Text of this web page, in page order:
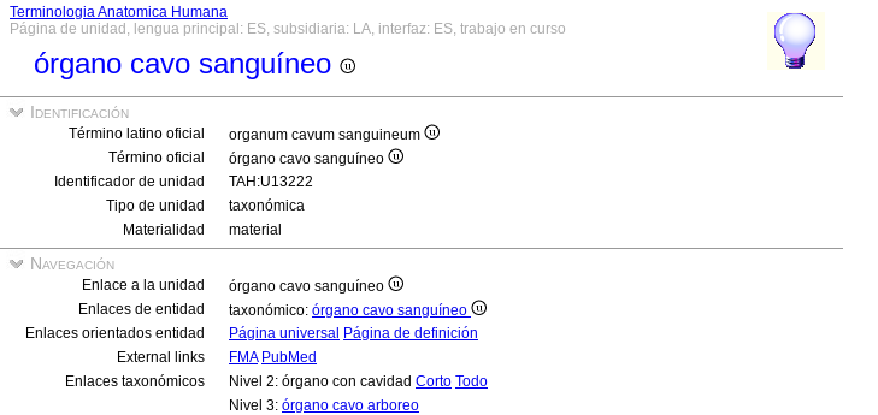
Terminologia Anatomica Humana
Página de unidad, lengua principal: ES, subsidiaria: LA, interfaz: ES, trabajo en curso
órgano cavo sanguíneo
Identificación
Término latino oficial
organum cavum sanguineum
Término oficial
órgano cavo sanguíneo
Identificador de unidad
TAH:U13222
Tipo de unidad
taxonómica
Materialidad
material
Navegación
Enlace a la unidad
órgano cavo sanguíneo
Enlaces de entidad
taxonómico: órgano cavo sanguíneo
Enlaces orientados entidad
Página universal Página de definición
External links
FMA PubMed
Enlaces taxonómicos
Nivel 2: órgano con cavidad Corto Todo
Nivel 3: órgano cavo arboreo